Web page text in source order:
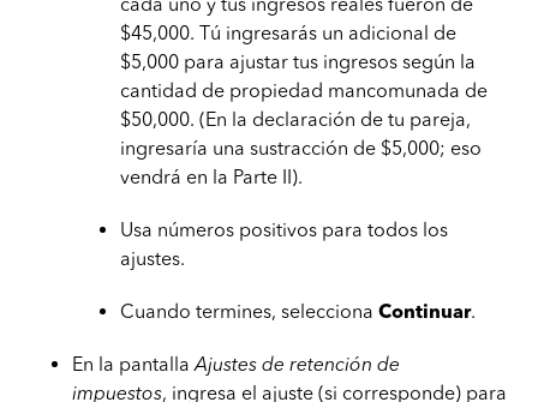
$45,000. Tú ingresarás un adicional de
$5,000 para ajustar tus ingresos según la
cantidad de propiedad mancomunada de
$50,000. (En la declaración de tu pareja,
ingresaría una sustracción de $5,000; eso
vendrá en la Parte II).
Usa números positivos para todos los
ajustes.
Cuando termines, selecciona Continuar.
En la pantallaAjustes de retención de
impuestos, ingresa el ajuste (si corresponde) para